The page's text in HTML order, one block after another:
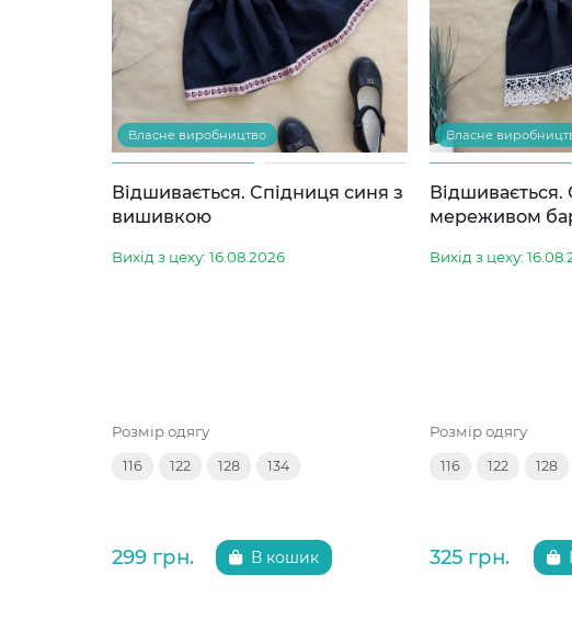
Власне виробництво
Відшивається. Спідниця синя з
вишивкою
Вихід з цеху: 16.08.2026
Розмір одягу
116 122 128 134
299 грн. В кошик
Власне
Відшивається.
мереживом
Вихід з цеху:
Розмір одягу
116 122 128
325 грн.